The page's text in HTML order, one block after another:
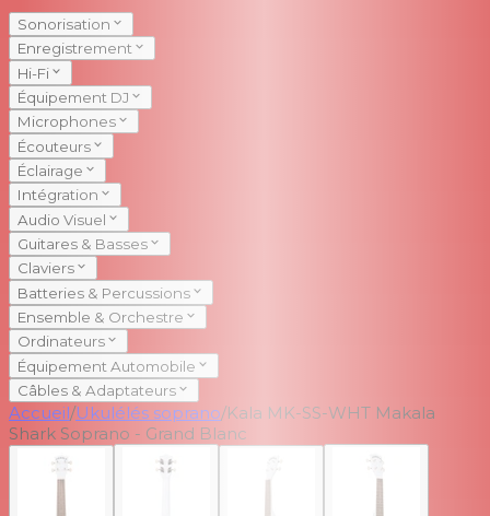
Sonorisation
Enregistrement
Hi-Fi
Équipement DJ
Microphones
Écouteurs
Éclairage
Intégration
Audio Visuel
Guitares & Basses
Claviers
Batteries & Percussions
Ensemble & Orchestre
Ordinateurs
Équipement Automobile
Câbles & Adaptateurs
Accueil/Ukulélés soprano/Kala MK-SS-WHT Makala
Shark Soprano - Grand Blanc